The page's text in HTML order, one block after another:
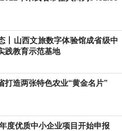
丨山西文旅数字体验馆成省级中
践教育示范基地
打造两张特色农业“黄金名片”
度优质中小企业项目开始申报